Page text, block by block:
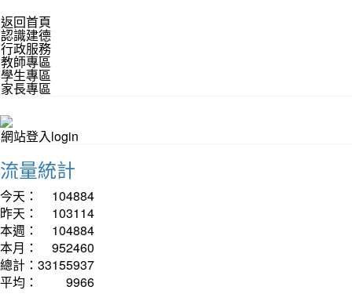
返回首頁
認識建德
行政服務
教師專區
學生專區
家長專區
網站登入login
流量統計
今天：
104884
昨天：
103114
本週：
104884
本月：
952460
總計： 33155937
平均：
9966